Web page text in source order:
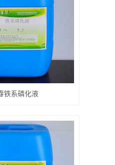
铁系磷化液